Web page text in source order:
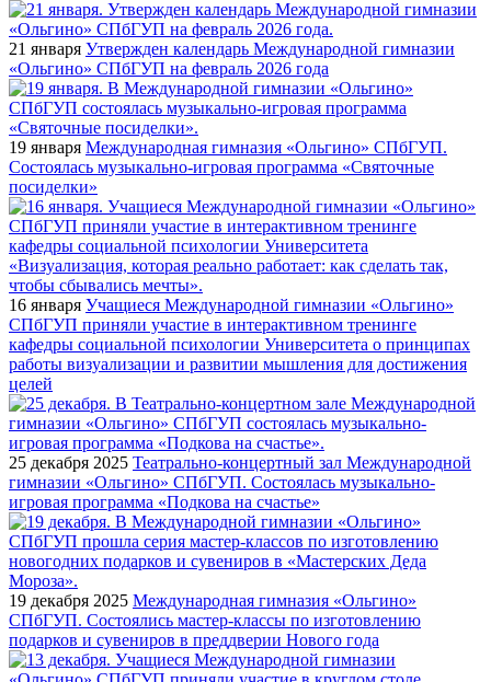
21 января Утвержден календарь Международной гимназии
«Ольгино» СПбГУП на февраль 2026 года
19 января Международная гимназия «Ольгино» СПбГУП.
Состоялась музыкально-игровая программа «Святочные
посиделки»
16 января Учащиеся Международной гимназии «Ольгино»
СПбГУП приняли участие в интерактивном тренинге
кафедры социальной психологии Университета о принципах
работы визуализации и развитии мышления для достижения
целей
25 декабря 2025 Театрально-концертный зал Международной
гимназии «Ольгино» СПбГУП. Состоялась музыкально-
игровая программа «Подкова на счастье»
19 декабря 2025 Международная гимназия «Ольгино»
СПбГУП. Состоялись мастер-классы по изготовлению
подарков и сувениров в преддверии Нового года